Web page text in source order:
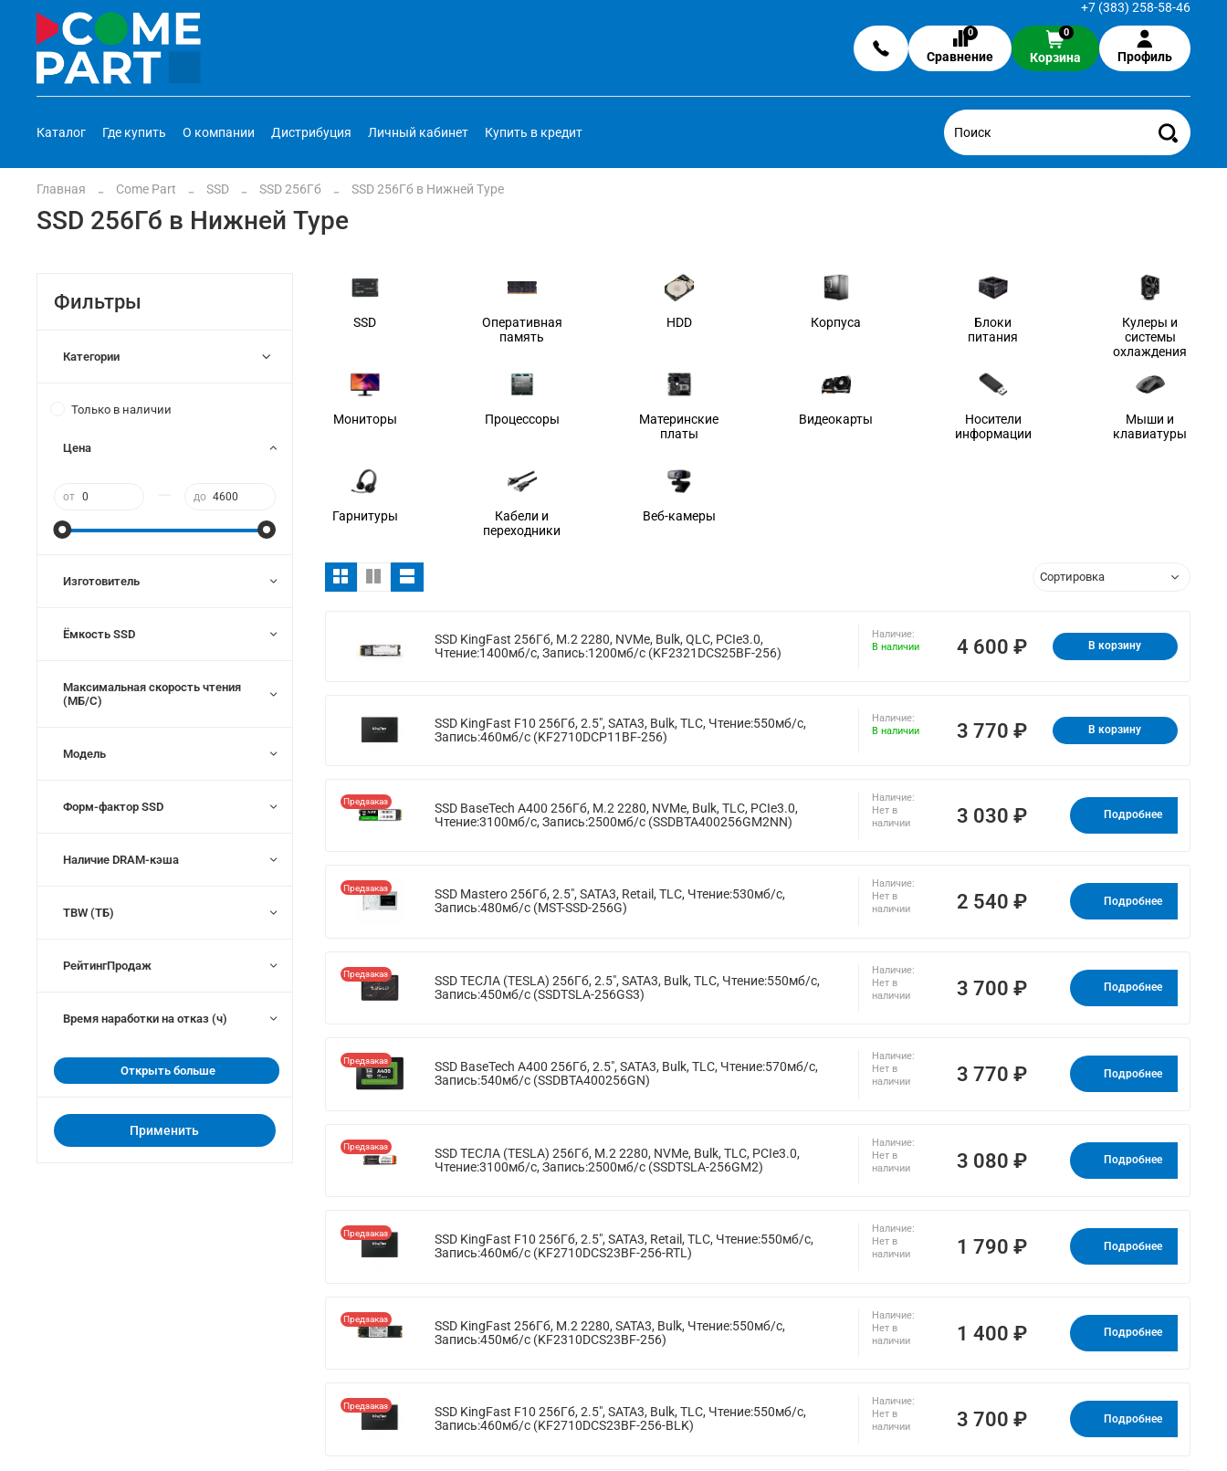
+7 (383) 258-58-46
0
Сравнение
0
Корзина Профиль
Каталог Где купить О компании Дистрибуция Личный кабинет Купить в кредит
Главная Come Part SSD SSD 256Гб SSD 256Гб в Нижней Туре
SSD 256Гб в Нижней Туре
SSD
Оперативная
память
HDD Корпуса
Блоки
питания
Кулеры и
системы
охлаждения
Мониторы Процессоры
Материнские
платы
Видеокарты
Носители
информации
Мыши и
клавиатуры
Гарнитуры
Кабели и
переходники
Веб-камеры
SSD KingFast 256Гб, M.2 2280, NVMe, Bulk, QLC, PCIe3.0,
Чтение:1400мб/с, Запись:1200мб/с (KF2321DCS25BF-256)
Наличие:
В наличии
4 600 ₽ В корзину
SSD KingFast F10 256Гб, 2.5", SATA3, Bulk, TLC, Чтение:550мб/с,
Запись:460мб/с (KF2710DCP11BF-256)
Наличие:
В наличии
3 770 ₽ В корзину
Предзаказ
SSD BaseTech A400 256Гб, M.2 2280, NVMe, Bulk, TLC, PCIe3.0,
Чтение:3100мб/с, Запись:2500мб/с (SSDBTA400256GM2NN)
Наличие:
Нет в
наличии
3 030 ₽ Подробнее
Предзаказ
SSD Mastero 256Гб, 2.5", SATA3, Retail, TLC, Чтение:530мб/с,
Запись:480мб/с (MST-SSD-256G)
Наличие:
Нет в
наличии
2 540 ₽ Подробнее
Предзаказ
SSD ТЕСЛА (TESLA) 256Гб, 2.5", SATA3, Bulk, TLC, Чтение:550мб/с,
Запись:450мб/с (SSDTSLA-256GS3)
Наличие:
Нет в
наличии
3 700 ₽ Подробнее
Предзаказ
SSD BaseTech A400 256Гб, 2.5", SATA3, Bulk, TLC, Чтение:570мб/с,
Запись:540мб/с (SSDBTA400256GN)
Наличие:
Нет в
наличии
3 770 ₽ Подробнее
Предзаказ
SSD ТЕСЛА (TESLA) 256Гб, M.2 2280, NVMe, Bulk, TLC, PCIe3.0,
Чтение:3100мб/с, Запись:2500мб/с (SSDTSLA-256GM2)
Наличие:
Нет в
наличии
3 080 ₽ Подробнее
Предзаказ
SSD KingFast F10 256Гб, 2.5", SATA3, Retail, TLC, Чтение:550мб/с,
Запись:460мб/с (KF2710DCS23BF-256-RTL)
Наличие:
Нет в
наличии
1 790 ₽ Подробнее
Предзаказ
SSD KingFast 256Гб, M.2 2280, SATA3, Bulk, Чтение:550мб/с,
Запись:450мб/с (KF2310DCS23BF-256)
Наличие:
Нет в
наличии
1 400 ₽ Подробнее
Предзаказ
SSD KingFast F10 256Гб, 2.5", SATA3, Bulk, TLC, Чтение:550мб/с,
Запись:460мб/с (KF2710DCS23BF-256-BLK)
Наличие:
Нет в
наличии
3 700 ₽ Подробнее
Фильтры
Категории
Только в наличии
Открыть больше
Цена
от до
Изготовитель
Ёмкость SSD
Максимальная скорость чтения
(МБ/С)
Модель
Форм-фактор SSD
Наличие DRAM-кэша
TBW (ТБ)
РейтингПродаж
Время наработки на отказ (ч)
Применить